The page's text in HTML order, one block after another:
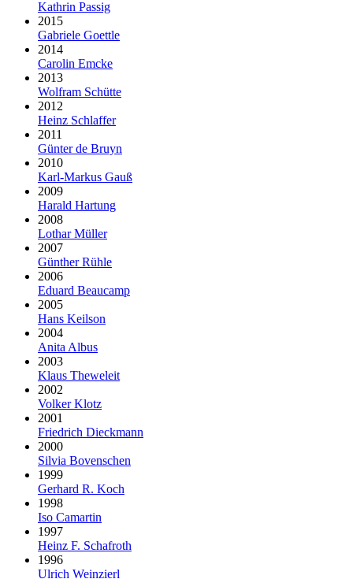
Kathrin Passig
2015
Gabriele Goettle
2014
Carolin Emcke
2013
Wolfram Schütte
2012
Heinz Schlaffer
2011
Günter de Bruyn
2010
Karl-Markus Gauß
2009
Harald Hartung
2008
Lothar Müller
2007
Günther Rühle
2006
Eduard Beaucamp
2005
Hans Keilson
2004
Anita Albus
2003
Klaus Theweleit
2002
Volker Klotz
2001
Friedrich Dieckmann
2000
Silvia Bovenschen
1999
Gerhard R. Koch
1998
Iso Camartin
1997
Heinz F. Schafroth
1996
Ulrich Weinzierl